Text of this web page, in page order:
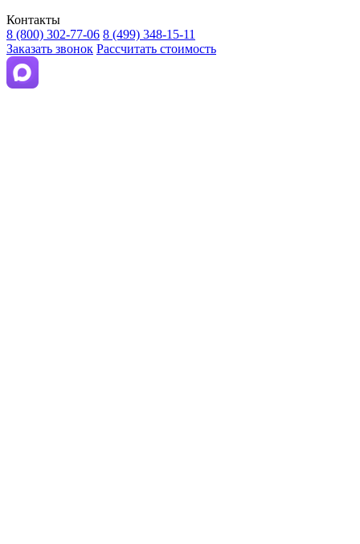
Контакты
8 (800) 302-77-06 8 (499) 348-15-11
Заказать звонок Рассчитать стоимость